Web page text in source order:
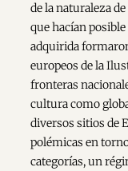
de la naturaleza
que hacían
adquirida
europeos de la
fronteras
cultura como
diversos sitios de
polémicas en
categorías, un